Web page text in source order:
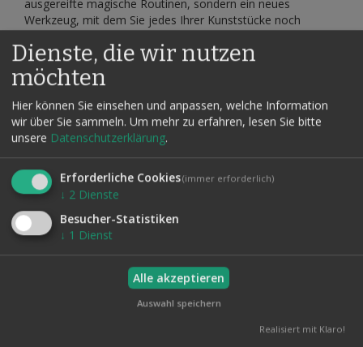
ausgereifte magische Routinen, sondern ein neues
Werkzeug, mit dem Sie jedes Ihrer Kunststücke noch
Grund hat dieses Buch den Ruf erworben, in keinem
Bücherregal eines ernsthaften Zauberkünstlers fehlen zu
dürfen.
In »The Magic Way« erklärt Ihnen Juan Tamariz einige
seiner wertvollsten Kunststücke und Routinen, darunter:
The Tamariz Ambitious Card Routine
Sein Magazin-Test mit Geistertafeln
19 zusätzliche und originelle Öl-und-Wasser-Sequenzen
Und Juans Version von Al Korans »Miracle Divination«, bei
der unter fairsten Bedingungen jemand frei an eine Karte
aus dem Spiel denkt und der Vorführende, ohne die Karten
zu berühren, sofort und treffsicher diese nur gedachte Karte
Dienste, die wir nutzen
möchten
Hier können Sie einsehen und anpassen, welche Information
wir über Sie sammeln. Um mehr zu erfahren, lesen Sie bitte
unsere Datenschutzerklärung.
Erforderliche Cookies(immer erforderlich)
↓ 2 Dienste
Besucher-Statistiken
↓ 1 Dienst
Alle akzeptieren
Auswahl speichern
Realisiert mit Klaro!